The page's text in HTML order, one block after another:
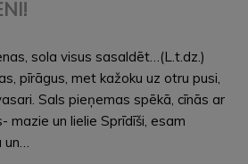
sola visus sasaldēt…(L.t.dz.)
pīrāgus, met kažoku uz otru pusi,
Sals pieņemas spēkā, cīnās ar
mazie un lielie Sprīdīši, esam